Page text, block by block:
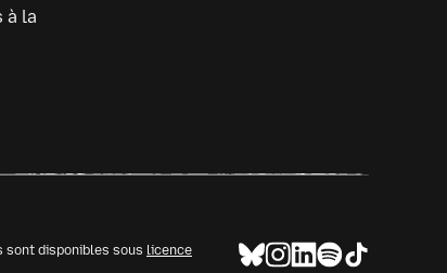
à la
sont disponibles sous licence